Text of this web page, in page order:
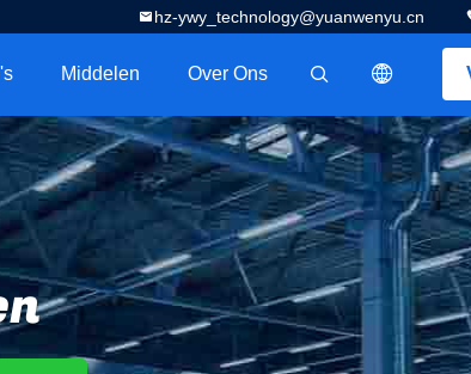
hz-ywy_technology@yuanwenyu.cn
描述
Middelen Over Ons